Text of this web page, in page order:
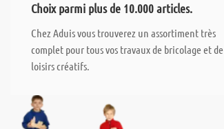
Choix parmi plus de 10.000 articles.
Chez Aduis vous trouverez un assortiment très
complet pour tous vos travaux de bricolage et de
loisirs créatifs.